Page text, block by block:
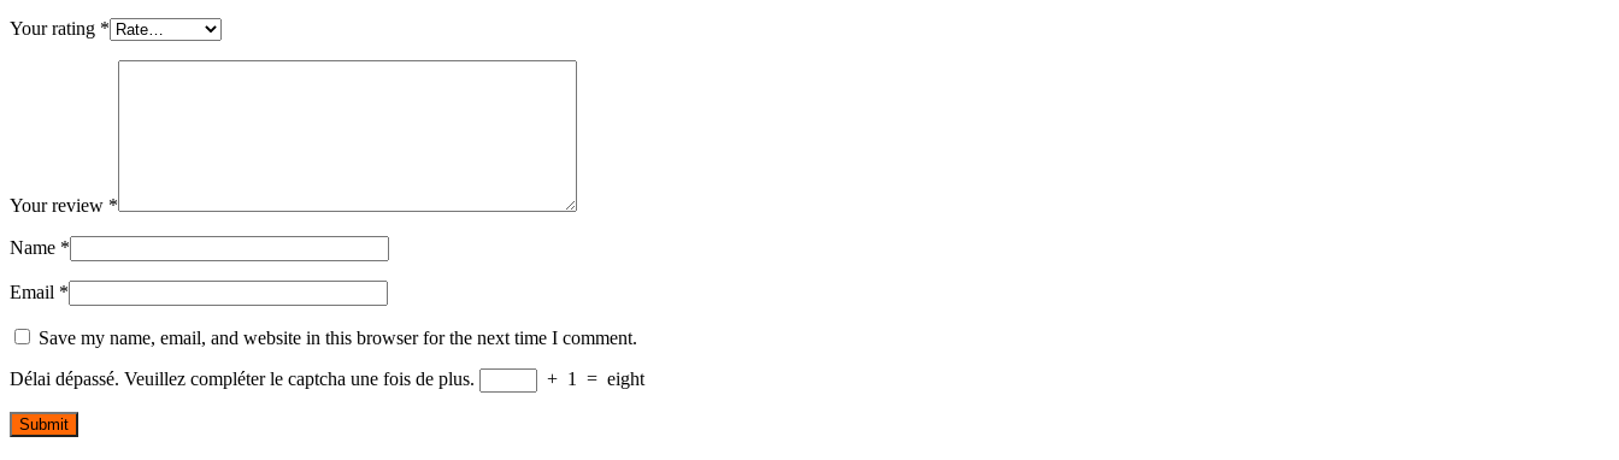
Your rating *
Your review *
Name *
Email *
Save my name, email, and website in this browser for the next time I comment.
Délai dépassé. Veuillez compléter le captcha une fois de plus.
+ 1 = eight